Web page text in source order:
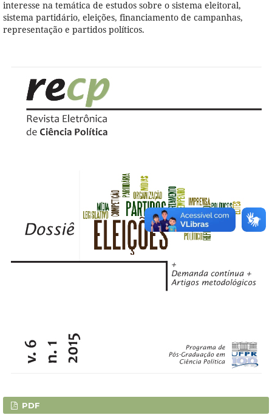
interesse na temática de estudos sobre o sistema eleitoral,
sistema partidário, eleições, financiamento de campanhas,
representação e partidos políticos.
PDF